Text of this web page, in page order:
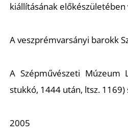
kiállításának előkészületében
A veszprémvarsányi barokk
A Szépművészeti Múzeum
stukkó, 1444 után, ltsz.
2005